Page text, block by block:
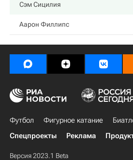
Сэм Сицилия
Аарон Филлипс
Футбол Фигурное катание
Спецпроекты
Реклама
Версия 2023.1 Beta